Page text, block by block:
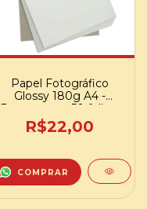
Papel Fotográfico
Glossy 180g A4 -
Pacote com 50 folhas
R$22,00
COMPRAR